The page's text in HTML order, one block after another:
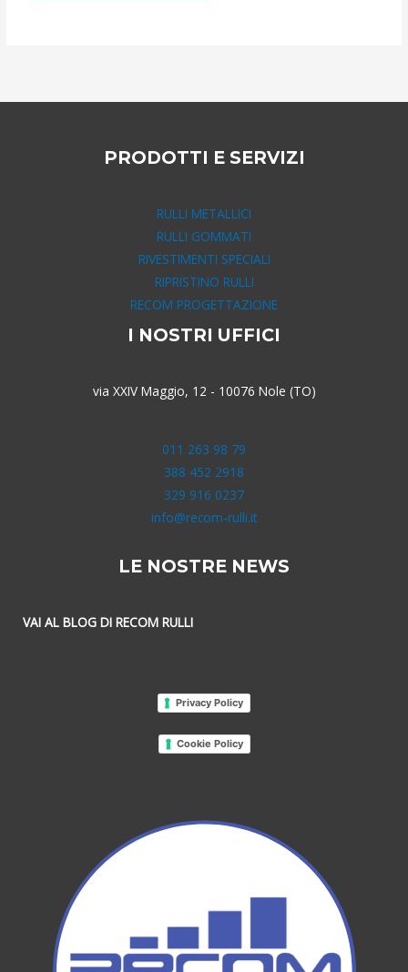
PRODOTTI E SERVIZI
RULLI METALLICI
RULLI GOMMATI
RIVESTIMENTI SPECIALI
RIPRISTINO RULLI
RECOM PROGETTAZIONE
I NOSTRI UFFICI
via XXIV Maggio, 12 - 10076 Nole (TO)
011 263 98 79
388 452 2918
329 916 0237
info@recom-rulli.it
LE NOSTRE NEWS
VAI AL BLOG DI RECOM RULLI
Privacy Policy
Cookie Policy